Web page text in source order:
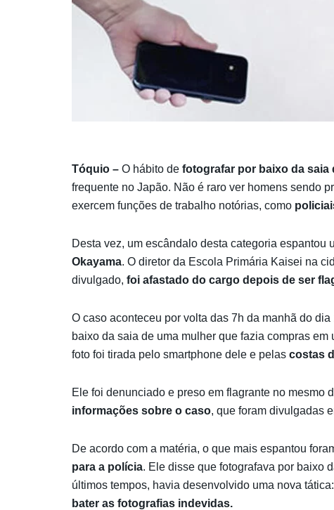
Tóquio – O hábito de fotografar por baixo da saia
frequente no Japão. Não é raro ver homens sendo
exercem funções de trabalho notórias, como
Desta vez, um escândalo desta categoria espantou
Okayama. O diretor da Escola Primária Kaisei na
divulgado, foi afastado do cargo depois de ser
O caso aconteceu por volta das 7h da manhã do
baixo da saia de uma mulher que fazia compras
foto foi tirada pelo smartphone dele e pelas costas
Ele foi denunciado e preso em flagrante no mesmo
informações sobre o caso, que foram divulgadas
De acordo com a matéria, o que mais espantou
para a polícia. Ele disse que fotografava por baixo
últimos tempos, havia desenvolvido uma nova tática:
bater as fotografias indevidas.